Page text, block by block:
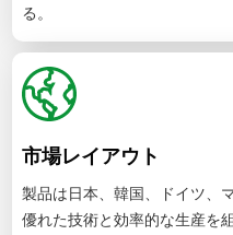
る。
市場レイアウト
製品は日本、韓国、ドイツ、
優れた技術と効率的な生産を